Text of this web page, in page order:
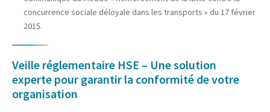
concurrence sociale déloyale dans les transports » du 17 février
2015.
Veille réglementaire HSE – Une solution
experte pour garantir la conformité de votre
organisation